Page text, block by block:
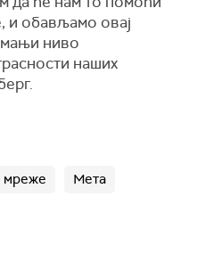
и обављамо овај
мањи ниво
наших
мреже Мета